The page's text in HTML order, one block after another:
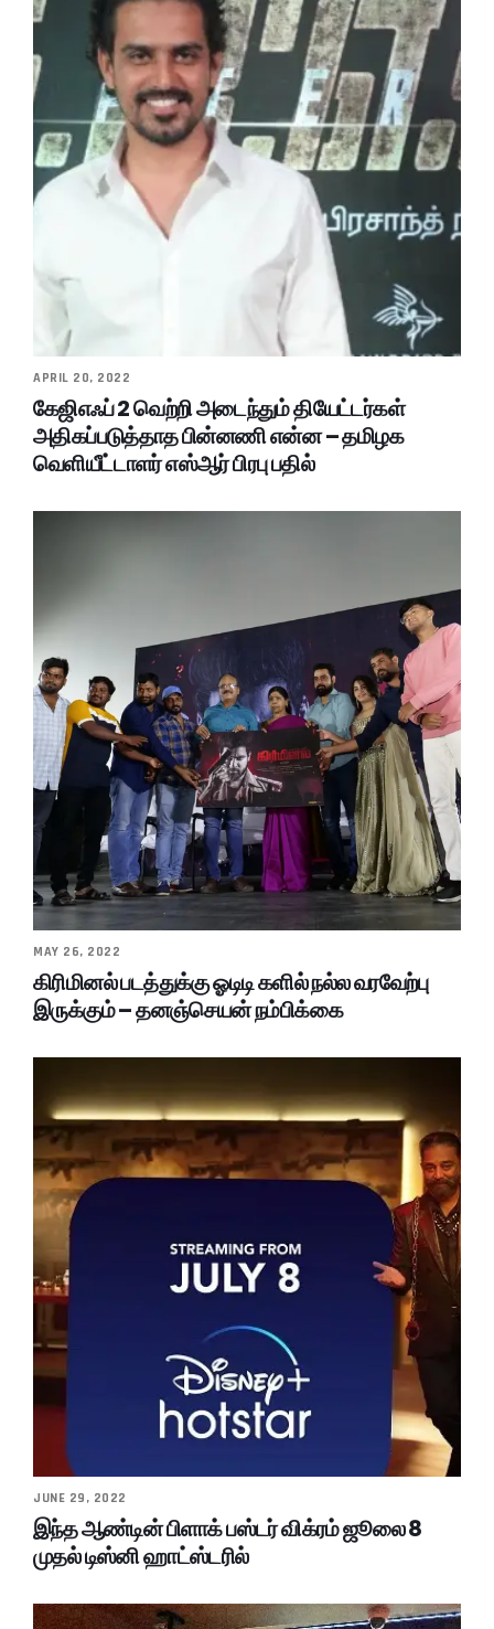
APRIL 20, 2022
கேஜிஎஃப் 2 வெற்றி அடைந்தும் தியேட்டர்கள்
அதிகப்படுத்தாத பின்னணி என்ன – தமிழக
வெளியீட்டாளர் எஸ்ஆர் பிரபு பதில்
MAY 26, 2022
கிரிமினல் படத்துக்கு ஓடிடி களில் நல்ல வரவேற்பு
இருக்கும் – தனஞ்செயன் நம்பிக்கை
JUNE 29, 2022
இந்த ஆண்டின் பிளாக் பஸ்டர் விக்ரம் ஜூலை 8
முதல் டிஸ்னி ஹாட்ஸ்டரில்